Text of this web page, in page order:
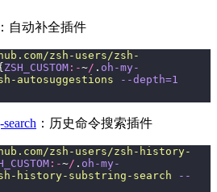
：自动补全插件
zsh-users/zsh-
ZSH_CUSTOM :-~/ . oh-my-
autosuggestions --depth=1
：历史命令搜索插件
zsh-users/zsh-history-
:-~/ . oh-my-
history-substring-search --